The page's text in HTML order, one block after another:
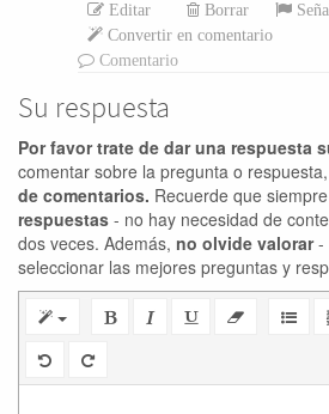
Editar Borrar
Convertir en comentario
Comentario
Su respuesta
Por favor trate de dar una respuesta
comentar sobre la pregunta o respuesta,
de comentarios. Recuerde que
respuestas - no hay necesidad de
dos veces. Además, no olvide valorar-
seleccionar las mejores preguntas y